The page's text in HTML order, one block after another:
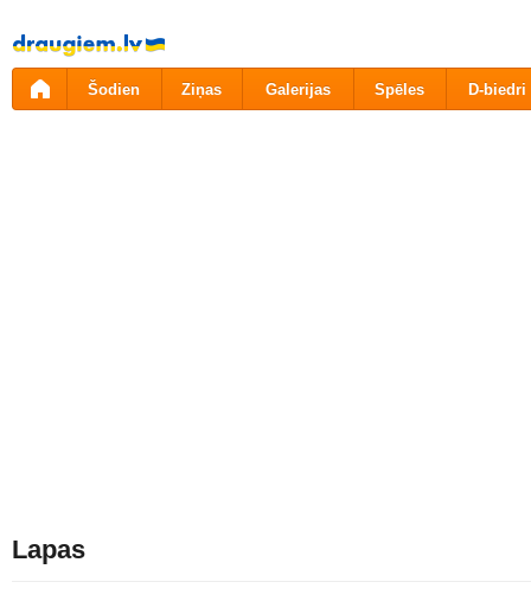
Pāriet
uz
saturu
Šodien Ziņas Galerijas Spēles D-biedri
Lapas